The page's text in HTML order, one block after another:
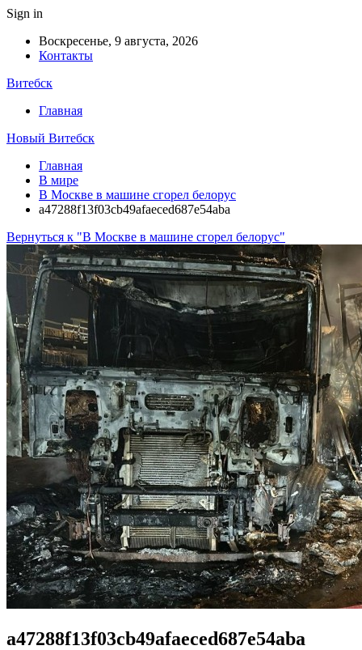
Sign in
Воскресенье, 9 августа, 2026
Контакты
Витебск
Главная
Новый Витебск
Главная
В мире
В Москве в машине сгорел белорус
a47288f13f03cb49afaeced687e54aba
Вернуться к "В Москве в машине сгорел белорус"
a47288f13f03cb49afaeced687e54aba